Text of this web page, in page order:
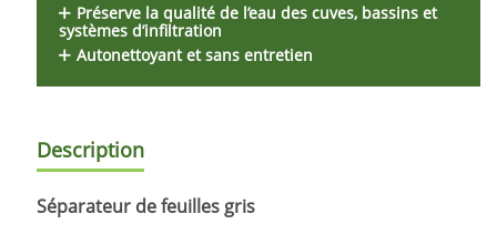
Préserve la qualité de l’eau des cuves, bassins et
systèmes d’infiltration
Autonettoyant et sans entretien
Description
Séparateur de feuilles gris